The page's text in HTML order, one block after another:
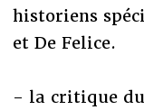
historiens
et De Felice.
- la critique